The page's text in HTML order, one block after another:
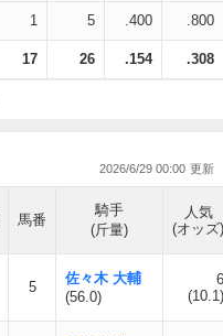
1 5 .400 .800
17 26 .154 .308
2026/6/29 00:00
馬番
騎手
(斤量)
人気
(オッズ)
5
佐々木 大輔
(56.0)
6
(10.1)